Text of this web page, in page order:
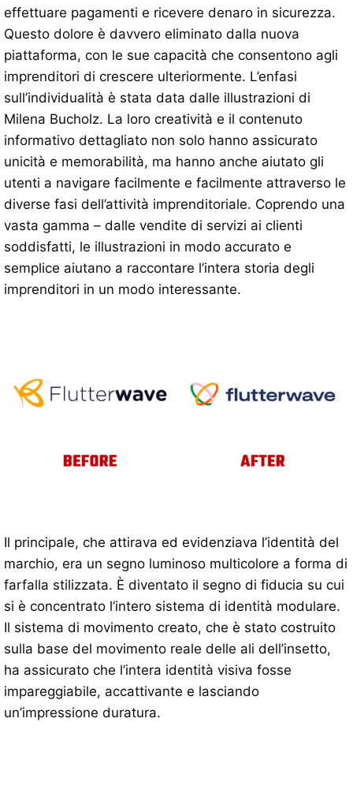
effettuare pagamenti e ricevere denaro in sicurezza.
Questo dolore è davvero eliminato dalla nuova
piattaforma, con le sue capacità che consentono agli
imprenditori di crescere ulteriormente. L’enfasi
sull’individualità è stata data dalle illustrazioni di
Milena Bucholz. La loro creatività e il contenuto
informativo dettagliato non solo hanno assicurato
unicità e memorabilità, ma hanno anche aiutato gli
utenti a navigare facilmente e facilmente attraverso le
diverse fasi dell’attività imprenditoriale. Coprendo una
vasta gamma – dalle vendite di servizi ai clienti
soddisfatti, le illustrazioni in modo accurato e
semplice aiutano a raccontare l’intera storia degli
imprenditori in un modo interessante.
Il principale, che attirava ed evidenziava l’identità del
marchio, era un segno luminoso multicolore a forma di
farfalla stilizzata. È diventato il segno di fiducia su cui
si è concentrato l’intero sistema di identità modulare.
Il sistema di movimento creato, che è stato costruito
sulla base del movimento reale delle ali dell’insetto,
ha assicurato che l’intera identità visiva fosse
impareggiabile, accattivante e lasciando
un’impressione duratura.